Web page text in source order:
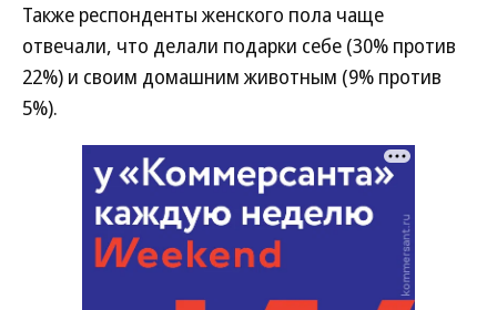
Также респонденты женского пола чаще
отвечали, что делали подарки себе (30% против
22%) и своим домашним животным (9% против
5%).